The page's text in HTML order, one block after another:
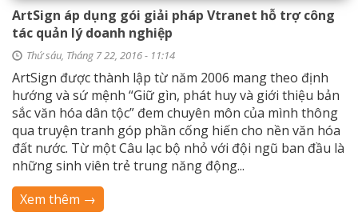
ArtSign áp dụng gói giải pháp Vtranet hỗ trợ công
tác quản lý doanh nghiệp
Thứ sáu, Tháng 7 22, 2016 - 11:14
ArtSign được thành lập từ năm 2006 mang theo định
hướng và sứ mệnh “Giữ gìn, phát huy và giới thiệu bản
sắc văn hóa dân tộc” đem chuyên môn của mình thông
qua truyện tranh góp phần cống hiến cho nền văn hóa
đất nước. Từ một Câu lạc bộ nhỏ với đội ngũ ban đầu là
những sinh viên trẻ trung năng động...
Xem thêm →